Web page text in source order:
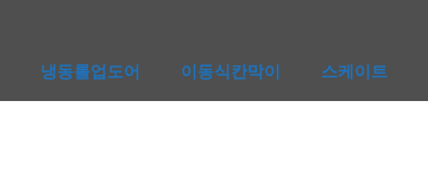
냉동롤업도어 이동식칸막이 스케이트